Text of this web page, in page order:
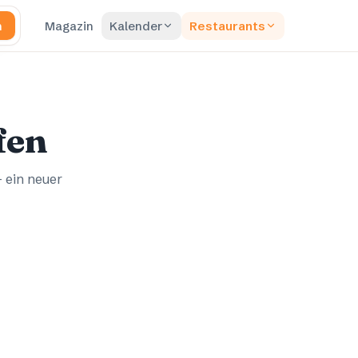
Magazin Kalender Restaurants
ein neuer